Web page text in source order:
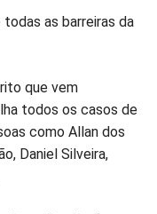
as barreiras da
que vem
todos os casos de
como Allan dos
Daniel Silveira,